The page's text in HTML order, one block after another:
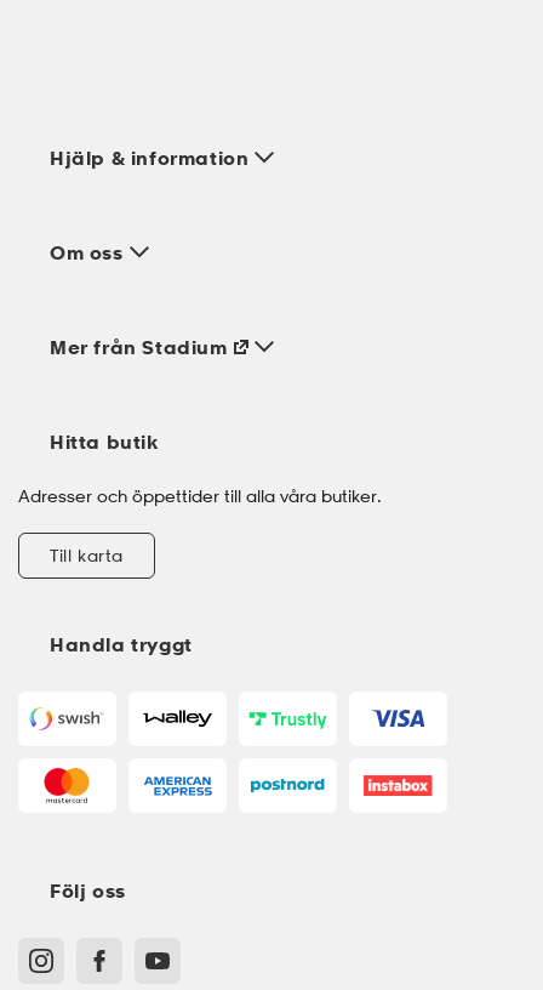
Hjälp & information
Om oss
Handla tryggt
Mer från Stadium
Hitta butik
Adresser och öppettider till alla våra butiker.
Till karta
Följ oss